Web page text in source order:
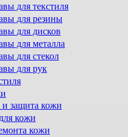
для текстиля
для резины
для дисков
для металла
для стекол
для рук
защита кожи
кожи
кожи